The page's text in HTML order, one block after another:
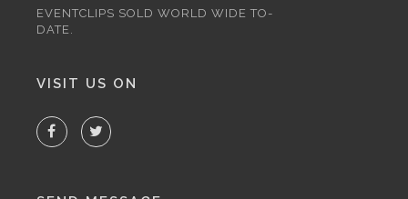
EVENTCLIPS SOLD WORLD WIDE TO-
DATE.
VISIT US ON